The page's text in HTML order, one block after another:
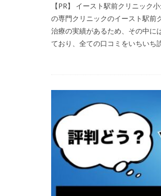
【PR】 イースト駅前クリニック
の専門クリニックのイースト駅前
治療の実績があるため、その中に
ており、全ての口コミをいちいち